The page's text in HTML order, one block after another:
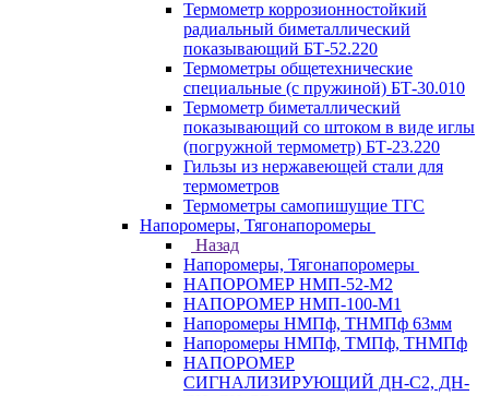
Термометр коррозионностойкий
радиальный биметаллический
показывающий БТ-52.220
Термометры общетехнические
специальные (с пружиной) БТ-30.010
Термометр биметаллический
показывающий со штоком в виде иглы
(погружной термометр) БТ-23.220
Гильзы из нержавеющей стали для
термометров
Термометры самопишущие ТГС
Напоромеры, Тягонапоромеры
Назад
Напоромеры, Тягонапоромеры
НАПОРОМЕР НМП-52-М2
НАПОРОМЕР НМП-100-М1
Напоромеры НМПф, ТНМПф 63мм
Напоромеры НМПф, ТМПф, ТНМПф
НАПОРОМЕР
СИГНАЛИЗИРУЮЩИЙ ДН-С2, ДН-